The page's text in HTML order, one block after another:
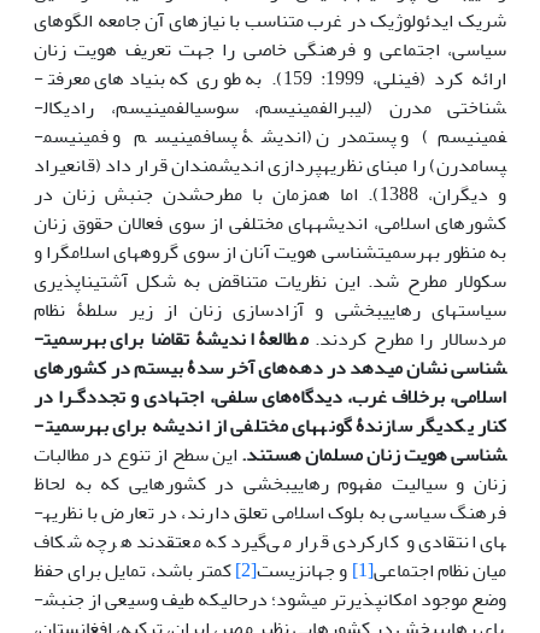
شریک ایدئولوژیک در غرب متناسب با نیازهای آن جامعه الگوهای
سیاسی، اجتماعی و فرهنگی خاصی را جهت تعریف هویت زنان
ارائه کرد (فینلی، 1999: 159). به طوری­ که بنیادهای معرفت­
شناختی مدرن (لیبرال­فمینیسم، سوسیال­فمینیسم، رادیکال­
فمینیسم) و پست‏مدرن (اندیشۀ پسافمینیسم و فمینیسم­
پسامدرن) را مبنای نظریه­پردازی اندیشمندان قرار داد (قانعی­راد
و دیگران، 1388). اما هم‏زمان با مطرح‏شدن جنبش زنان در
کشورهای اسلامی، اندیشه­های مختلفی از سوی فعالان حقوق زنان
به منظور به­رسمیت­شناسی هویت آنان از سوی گروه­های اسلام­گرا و
سکولار مطرح شد. این نظریات متناقض به شکل آشتی­ناپذیری
سیاست­های رهایی‏بخشی و آزادسازی زنان از زیر سلطۀ نظام
مردسالار را مطرح کردند.مطالعۀ اندیشۀ تقاضا برای ­به­رسمیت­
شناسی نشان می­دهد در دهه‌های آخر سدۀ بیستم در کشورهای
اسلامی، برخلاف غرب، دیدگاه‌های ‌سلفی، اجتهادی و تجددگـرا در
کنار یکدیگر سازندۀ گونه­های مختلفی از اندیشه برای به­رسمیت­
شناسی هویت زنان مسلمان هستند.این سطح از تنوع در مطالبات
زنان و سیالیت مفهوم رهایی­بخشی در کشورهایی که به لحاظ
فرهنگ سیاسی به بلوک اسلامی تعلق دارند، در تعارض با نظریه‏­
های انتقادی و کارکردی قرار می‌گیرد که معتقدند هرچه شکاف
میان نظام اجتماعی[1] و جهان­زیست[2] کمتر باشد، تمایل برای حفظ
وضع موجود امکان­پذیرتر می­شود؛ درحالی­که طیف وسیعی از جنبش­